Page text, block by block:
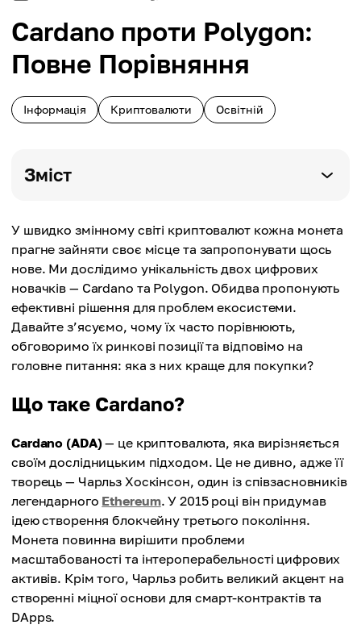
Cardano проти Polygon:
Повне Порівняння
Інформація Криптовалюти Освітній
Зміст
У швидко змінному світі криптовалют кожна монета
прагне зайняти своє місце та запропонувати щось
нове. Ми дослідимо унікальність двох цифрових
новачків — Cardano та Polygon. Обидва пропонують
ефективні рішення для проблем екосистеми.
Давайте з’ясуємо, чому їх часто порівнюють,
обговоримо їх ринкові позиції та відповімо на
головне питання: яка з них краще для покупки?
Що таке Cardano?
Cardano (ADA)— це криптовалюта, яка вирізняється
своїм дослідницьким підходом. Це не дивно, адже її
творець — Чарльз Хоскінсон, один із співзасновників
легендарного Ethereum. У 2015 році він придумав
ідею створення блокчейну третього покоління.
Монета повинна вирішити проблеми
масштабованості та інтероперабельності цифрових
активів. Крім того, Чарльз робить великий акцент на
створенні міцної основи для смарт-контрактів та
DApps.